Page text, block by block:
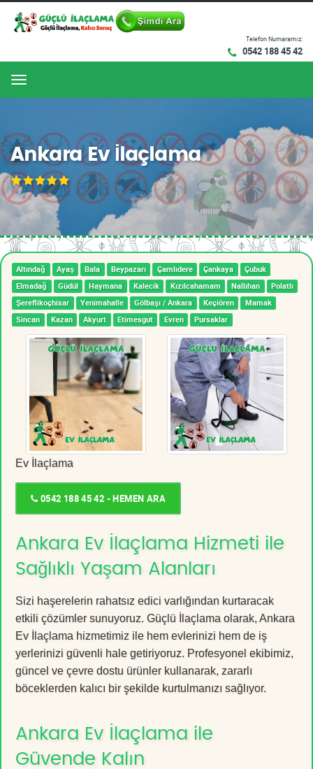
Telefon Numaramız:
0542 188 45 42
Menu
Ankara Ev İlaçlama
Altındağ Ayaş Bala Beypazarı Çamlıdere Çankaya
Çubuk
Elmadağ
Güdül Haymana Kalecik Kızılcahamam Nallıhan
Polatlı
Şereflikoçhisar
Yenimahalle Gölbaşı / Ankara Keçiören
Mamak
Sincan
Kazan Akyurt Etimesgut Evren Pursaklar
Ev İlaçlama
0542 188 45 42 - HEMEN ARA
Ankara Ev İlaçlama Hizmeti ile
Sağlıklı Yaşam Alanları
Sizi haşerelerin rahatsız edici varlığından kurtaracak
etkili çözümler sunuyoruz. Güçlü İlaçlama olarak, Ankara
Ev İlaçlama hizmetimiz ile hem evlerinizi hem de iş
yerlerinizi güvenli hale getiriyoruz. Profesyonel ekibimiz,
güncel ve çevre dostu ürünler kullanarak, zararlı
böceklerden kalıcı bir şekilde kurtulmanızı sağlıyor.
Ankara Ev İlaçlama ile
Güvende Kalın